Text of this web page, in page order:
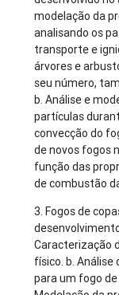
modelação da
analisando os
transporte e
árvores e
seu número,
b. Análise e
partículas
convecção do
de novos fogos
função das
de combustão
3. Fogos de
Caracterização
físico. b.
para um fogo